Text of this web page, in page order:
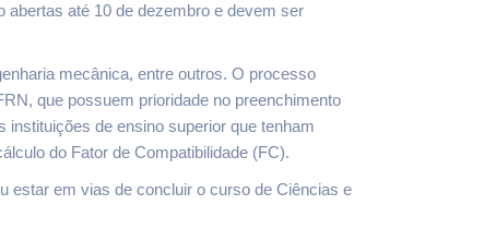
abertas até 10 de dezembro e devem ser
mecânica, entre outros. O processo
que possuem prioridade no preenchimento
de ensino superior que tenham
do Fator de Compatibilidade (FC).
estar em vias de concluir o curso de Ciências e